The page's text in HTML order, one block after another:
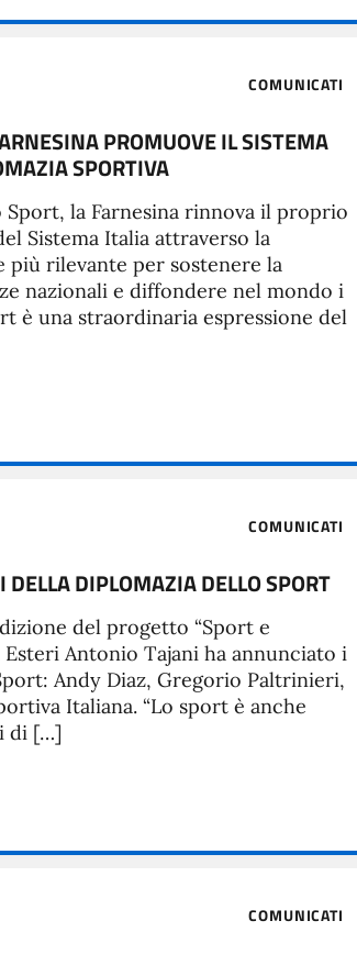
COMUNICATI
PROMUOVE IL SISTEMA
SPORTIVA
la Farnesina rinnova il proprio
Sistema Italia attraverso la
rilevante per sostenere la
nazionali e diffondere nel mondo i
è una straordinaria espressione del
COMUNICATI
DIPLOMAZIA DELLO SPORT
del progetto “Sport e
Antonio Tajani ha annunciato i
Andy Diaz, Gregorio Paltrinieri,
Italiana. “Lo sport è anche
di […]
COMUNICATI